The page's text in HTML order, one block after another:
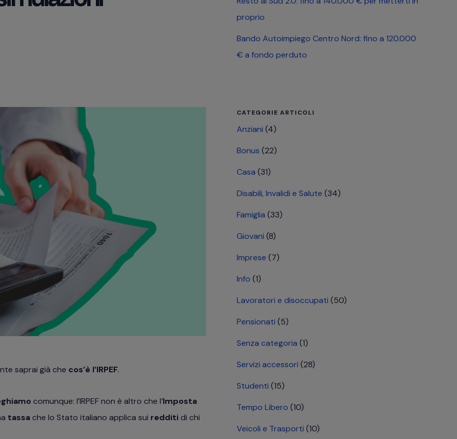
saprai già che cos’è l’IRPEF.
comunque: l’IRPEF non è altro che l’Imposta
tassache lo Stato italiano applica sui redditi di chi
proprio
Bando Autoimpiego Centro Nord: fino a 120.000
€ a fondo perduto
CATEGORIE ARTICOLI
Anziani (4)
Bonus (22)
Casa (31)
Disabili, Invalidi e Salute (34)
Famiglia (33)
Giovani (8)
Imprese (7)
Info (1)
Lavoratori e disoccupati (50)
Pensionati (5)
Senza categoria (1)
Servizi accessori (28)
Studenti (15)
Tempo Libero (10)
Veicoli e Trasporti (10)